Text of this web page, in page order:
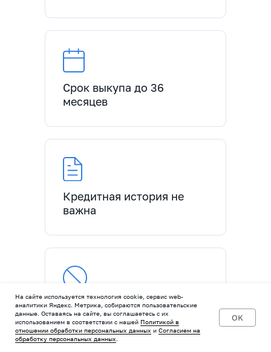
Срок выкупа до 36
месяцев
Кредитная история не
важна
Мы не начисляем пени
за просрочки платежей по
лизингу
На сайте используется технология cookie, сервис web-
аналитики Яндекс. Метрика, собираются пользовательские
данные. Оставаясь на сайте, вы соглашаетесь с их
использованием в соответствии с нашей Политикой в
отношении обработки персональных данных и Согласием на
обработку персональных данных.
OK